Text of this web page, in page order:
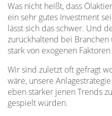
Was nicht heißt, dass
ein sehr gutes Investment
lässt sich das schwer. Und
zurückhaltend bei
stark von exogenen
Wir sind zuletzt oft gefragt
wäre, unsere
eben stärker jenen Trends
gespielt würden.